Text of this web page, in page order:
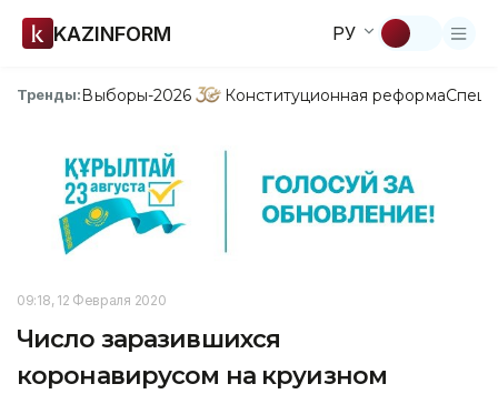
KAZINFORM РУ
Тренды:Выборы-2026 Конституционная реформа
09:18, 12 Февраля 2020
Число заразившихся
коронавирусом на круизном